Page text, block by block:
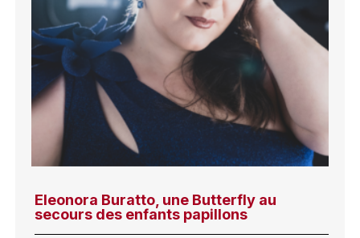
Eleonora Buratto, une Butterfly au
secours des enfants papillons